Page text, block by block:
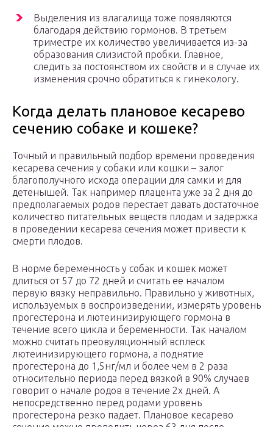
Выделения из влагалища тоже появляются
благодаря действию гормонов. В третьем
триместре их количество увеличивается из-за
образования слизистой пробки. Главное,
следить за постоянством их свойств и в случае их
изменения срочно обратиться к гинекологу.
Когда делать плановое кесарево
сечению собаке и кошеке?
Точный и правильный подбор времени проведения
кесарева сечения у собаки или кошки – залог
благополучного исхода операции для самки и для
детенышей. Так например плацента уже за 2 дня до
предполагаемых родов перестает давать достаточное
количество питательных веществ плодам и задержка
в проведении кесарева сечения может привести к
смерти плодов.
В норме беременность у собак и кошек может
длиться от 57 до 72 дней и считать ее началом
первую вязку неправильно. Правильно у животных,
используемых в воспроизведении, измерять уровень
прогестерона и лютеинизирующего гормона в
течение всего цикла и беременности. Так началом
можно считать преовуляционный всплеск
лютеинизирующего гормона, а поднятие
прогестерона до 1,5нг/мл и более чем в 2 раза
относительно периода перед вязкой в 90% случаев
говорит о начале родов в течение 2х дней. А
непосредственно перед родами уровень
прогестерона резко падает. Плановое кесарево